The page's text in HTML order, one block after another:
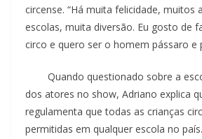
circense. “Há muita felicidade, muitos
escolas, muita diversão. Eu gosto de
circo e quero ser o homem pássaro e
Quando questionado sobre a
dos atores no show, Adriano explica
regulamenta que todas as crianças
permitidas em qualquer escola no